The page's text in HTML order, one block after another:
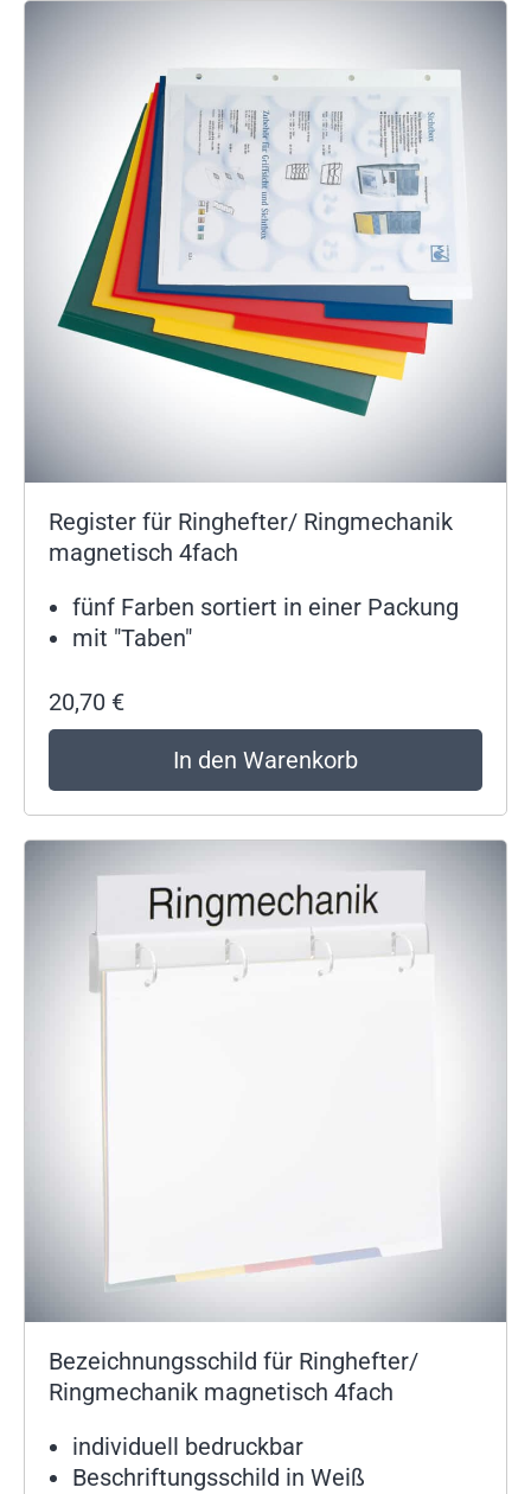
Register für Ringhefter/ Ringmechanik
magnetisch 4fach
fünf Farben sortiert in einer Packung
mit "Taben"
20,70 €
In den Warenkorb
Bezeichnungsschild für Ringhefter/
Ringmechanik magnetisch 4fach
individuell bedruckbar
Beschriftungsschild in Weiß